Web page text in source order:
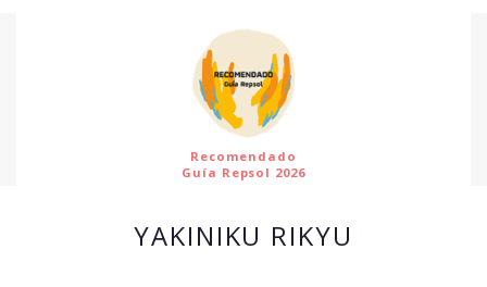
Recomendado
Guía Repsol 2026
YAKINIKU RIKYU